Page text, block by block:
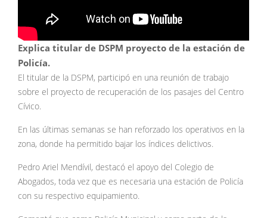
Explica titular de DSPM proyecto de la estación de
Policía.
El titular de la DSPM, participó en una reunión de trabajo
sobre el proyecto de recuperación de los pasajes del Centro
Cívico.
En las últimas semanas se han reforzado los operativos en la
zona, donde ha permitido bajar los índices delictivos.
Pedro Ariel Mendívil, destacó el apoyo del Colegio de
Abogados, toda vez que es necesaria una estación de Policía
con su respectivo equipamiento.